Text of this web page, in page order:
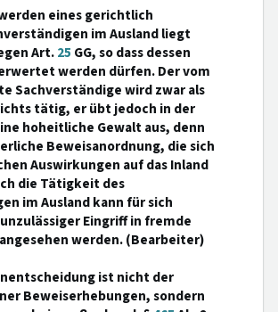
eines gerichtlich
im Ausland liegt
Art.25 GG, so dass dessen
werden dürfen. Der vom
Sachverständige wird zwar als
tätig, er übt jedoch in der
hoheitliche Gewalt aus, denn
Beweisanordnung, die sich
Auswirkungen auf das Inland
die Tätigkeit des
im Ausland kann für sich
Eingriff in fremde
werden. (Bearbeiter)
ist nicht der
Beweiserhebungen, sondern